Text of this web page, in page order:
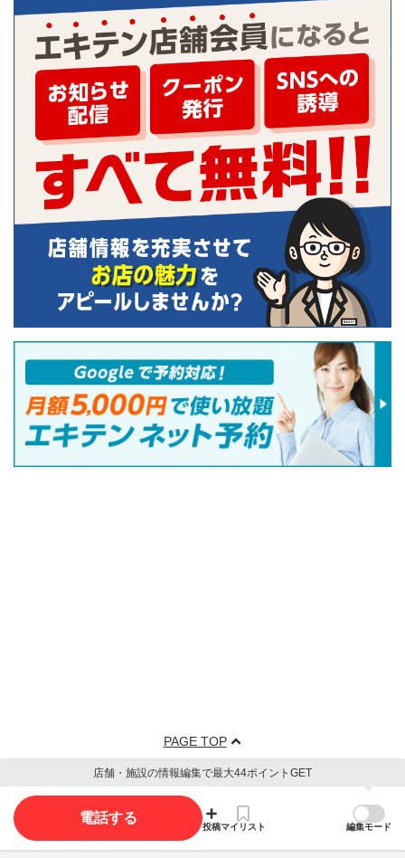
PAGE TOP
店舗・施設の情報編集で最大44ポイントGET
電話する
投稿マイリスト 編集モード